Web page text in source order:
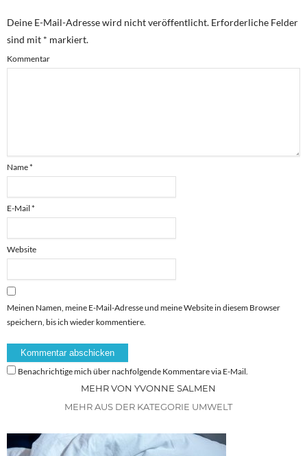
Deine E-Mail-Adresse wird nicht veröffentlicht. Erforderliche Felder
sind mit * markiert.
Kommentar
Name*
E-Mail *
Website
Meinen Namen, meine E-Mail-Adresse und meine Website in diesem Browser
speichern, bis ich wieder kommentiere.
Benachrichtige mich über nachfolgende Kommentare via E-Mail.
MEHR VON YVONNE SALMEN
MEHR AUS DER KATEGORIE UMWELT